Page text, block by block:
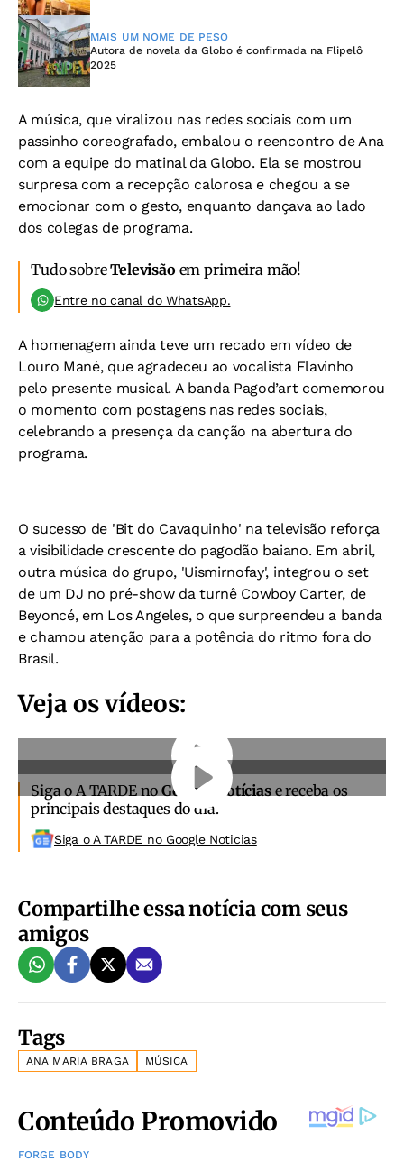
MAIS UM NOME DE PESO
Autora de novela da Globo é confirmada na Flipelô
2025
A música, que viralizou nas redes sociais com um
passinho coreografado, embalou o reencontro de Ana
com a equipe do matinal da Globo. Ela se mostrou
surpresa com a recepção calorosa e chegou a se
emocionar com o gesto, enquanto dançava ao lado
dos colegas de programa.
Tudo sobreTelevisão em primeira mão!
Entre no canal do WhatsApp.
A homenagem ainda teve um recado em vídeo de
Louro Mané, que agradeceu ao vocalista Flavinho
pelo presente musical. A banda Pagod’art comemorou
o momento com postagens nas redes sociais,
celebrando a presença da canção na abertura do
programa.
O sucesso de 'Bit do Cavaquinho' na televisão reforça
a visibilidade crescente do pagodão baiano. Em abril,
outra música do grupo, 'Uismirnofay', integrou o set
de um DJ no pré-show da turnê Cowboy Carter, de
Beyoncé, em Los Angeles, o que surpreendeu a banda
e chamou atenção para a potência do ritmo fora do
Brasil.
Veja os vídeos:
Siga o A TARDE noGoogle Notíciase receba os
principais destaques do dia.
Siga o A TARDE no Google Noticias
Compartilhe essa notícia com seus
amigos
Tags
ANA MARIA BRAGA MÚSICA